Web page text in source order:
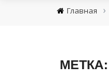
Главная ›
МЕТКА: